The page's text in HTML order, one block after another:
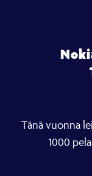
Tänä vuonna
1000